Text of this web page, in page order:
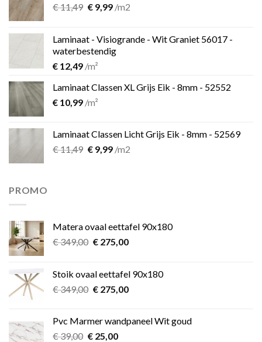
€11,49 Oorspronkelijke
€ 11,49.
€9,99Huidige
€ 9,99.
/m2
Laminaat - Visiogrande - Wit Graniet 56017 -
waterbestendig
€ 12,49 /m²
Laminaat Classen XL Grijs Eik - 8mm - 52552
€ 10,99 /m²
Laminaat Classen Licht Grijs Eik - 8mm - 52569
€11,49 Oorspronkelijke
€9,99Huidige
/m2
PROMO
Matera ovaal eettafel 90x180
€349,00 Oorspronkelijke
€ 349,00.
€275,00Huidige
€ 275,00.
Stoik ovaal eettafel 90x180
€349,00 Oorspronkelijke
€ 349,00.
€275,00Huidige
€ 275,00.
Pvc Marmer wandpaneel Wit goud
€39,00 Oorspronkelijke
€25,00Huidige